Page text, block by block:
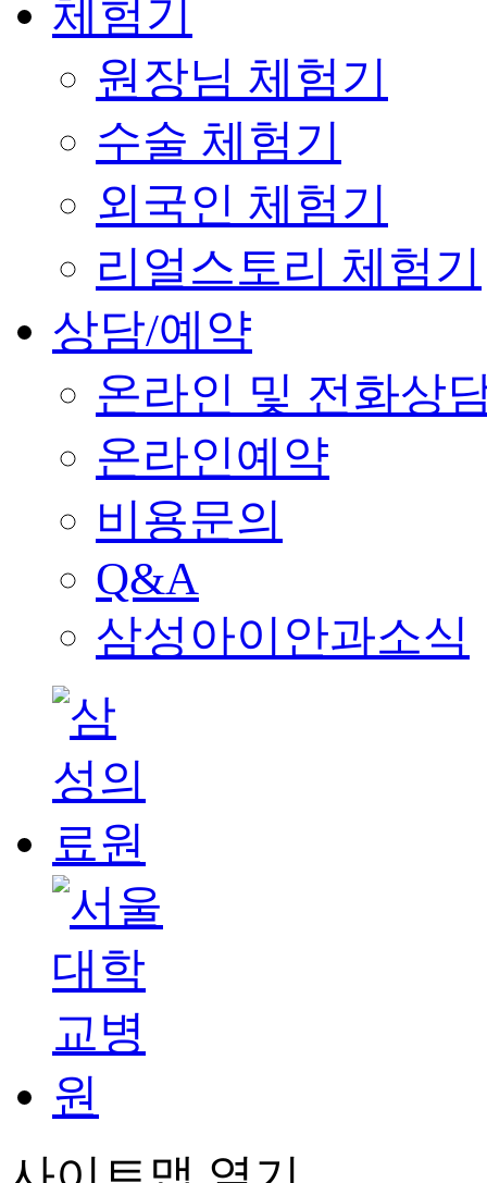
체험기
원장님 체험기
수술 체험기
외국인 체험기
리얼스토리 체험기
상담/예약
온라인 및 전화상
온라인예약
비용문의
Q&A
삼성아이안과소식